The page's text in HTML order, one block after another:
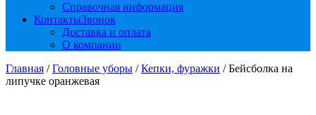
Справочная информация
КонтактыЗвонок
Доставка и оплата
О компании
Главная /Головные уборы /Кепки, фуражки / Бейсболка на
липучке оранжевая